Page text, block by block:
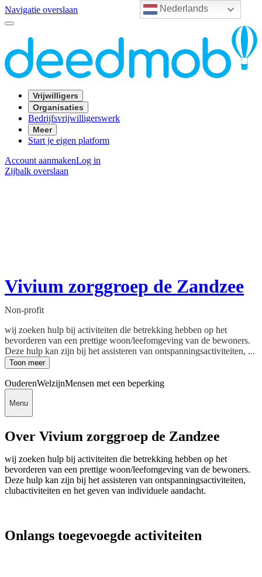
Nederlands
Navigatie overslaan
Vrijwilligers
Organisaties
Bedrijfsvrijwilligerswerk
Meer
Start je eigen platform
Account aanmakenLog in
Zijbalk overslaan
Vivium zorggroep de Zandzee
Non-profit
wij zoeken hulp bij activiteiten die betrekking hebben op het
bevorderen van een prettige woon/leefomgeving van de bewoners.
Deze hulp kan zijn bij het assisteren van ontspanningsactiviteiten, ...
Toon meer
OuderenWelzijnMensen met een beperking
Menu
Over Vivium zorggroep de Zandzee
wij zoeken hulp bij activiteiten die betrekking hebben op het
bevorderen van een prettige woon/leefomgeving van de bewoners.
Deze hulp kan zijn bij het assisteren van ontspanningsactiviteiten,
clubactiviteiten en het geven van individuele aandacht.
Onlangs toegevoegde activiteiten